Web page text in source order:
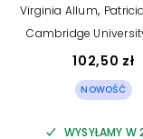
Virginia Allum,
Cambridge
102,50 zł
NOWOŚĆ
WYSYŁAMY W